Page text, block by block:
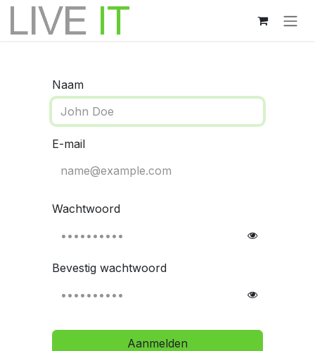
Overslaan naar inhoud
Naam
E-mail
Wachtwoord
Bevestig wachtwoord
Aanmelden